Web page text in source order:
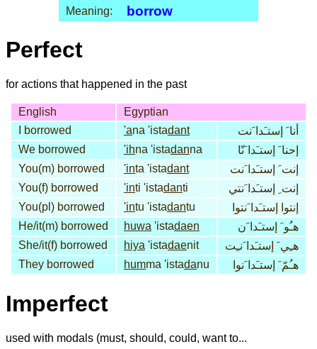
Meaning: borrow
Perfect
for actions that happened in the past
English
Egyptian
I borrowed
'ana 'istadant
أنا َ إستـَدا َنت
We borrowed
'ihna 'istadanna
إحنا َ إستـَدا َنّا
You(m) borrowed
'inta 'istadant
إنت َ إستـَدا َنت
You(f) borrowed
'inti 'istadanti
إنت ِ إستـَدا َنتي
You(pl) borrowed
'intu 'istadantu
إنتوا إستـَدا َنتوا
He/it(m) borrowed
huwa 'istadaen
هـُو َ إستـَدا َن
She/it(f) borrowed
hiya 'istadaenit
هـِي َ إستـَدا َنـِت
They borrowed
humma 'istadanu هـُمّ َ إستـَدا َنوا
Imperfect
used with modals (must, should, could, want to...